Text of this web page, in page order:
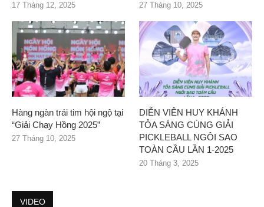
17 Tháng 12, 2025 27 Tháng 10, 2025
Hàng ngàn trái tim hội ngộ tại
“Giải Chạy Hồng 2025”
27 Tháng 10, 2025
DIỄN VIÊN HUY KHÁNH
TỎA SÁNG CÙNG GIẢI
PICKLEBALL NGÔI SAO
TOÀN CẦU LẦN 1-2025
20 Tháng 3, 2025
VIDEO